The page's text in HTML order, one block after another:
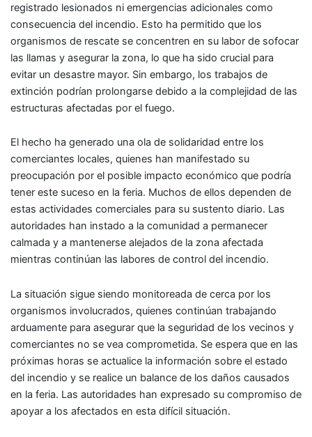
registrado lesionados ni emergencias adicionales como
consecuencia del incendio. Esto ha permitido que los
organismos de rescate se concentren en su labor de sofocar
las llamas y asegurar la zona, lo que ha sido crucial para
evitar un desastre mayor. Sin embargo, los trabajos de
extinción podrían prolongarse debido a la complejidad de las
estructuras afectadas por el fuego.
El hecho ha generado una ola de solidaridad entre los
comerciantes locales, quienes han manifestado su
preocupación por el posible impacto económico que podría
tener este suceso en la feria. Muchos de ellos dependen de
estas actividades comerciales para su sustento diario. Las
autoridades han instado a la comunidad a permanecer
calmada y a mantenerse alejados de la zona afectada
mientras continúan las labores de control del incendio.
La situación sigue siendo monitoreada de cerca por los
organismos involucrados, quienes continúan trabajando
arduamente para asegurar que la seguridad de los vecinos y
comerciantes no se vea comprometida. Se espera que en las
próximas horas se actualice la información sobre el estado
del incendio y se realice un balance de los daños causados
en la feria. Las autoridades han expresado su compromiso de
apoyar a los afectados en esta difícil situación.